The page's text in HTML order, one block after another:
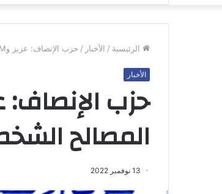
الرئيسية / الأخبار / حزب الإنصاف: عزيز وFLAM يلتقيان على المصالح الشخصية الهدامة
الأخبار
المصالح
13 نوفمبر 2022